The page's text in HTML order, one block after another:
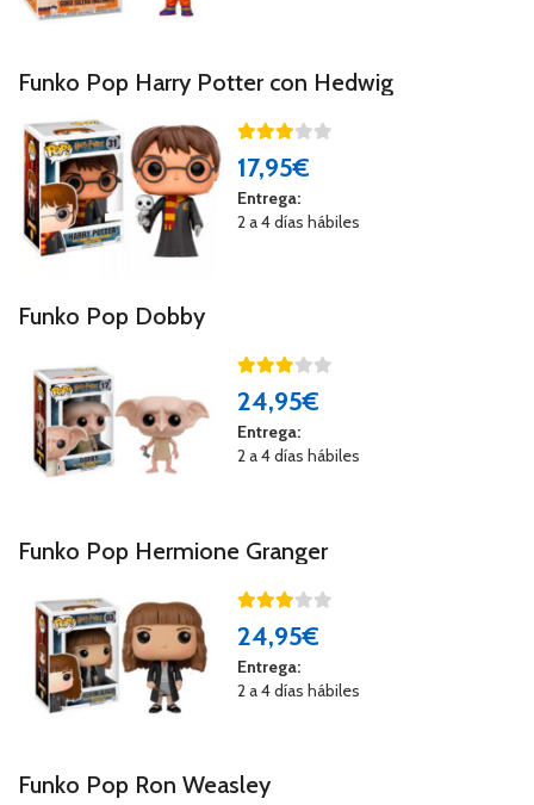
Funko Pop Harry Potter con Hedwig
17,95€
Entrega:
2 a 4 días hábiles
Funko Pop Dobby
24,95€
Entrega:
2 a 4 días hábiles
Funko Pop Hermione Granger
24,95€
Entrega:
2 a 4 días hábiles
Funko Pop Ron Weasley